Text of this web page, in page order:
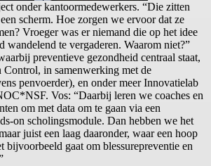
onder kantoormedewerkers. “Die zitten
scherm. Hoe zorgen we ervoor dat ze
Vroeger was er niemand die op het idee
wandelend te vergaderen. Waarom niet?”
preventieve gezondheid centraal staat,
Control, in samenwerking met de
penvoerder), en onder meer Innovatielab
Vos: “Daarbij leren we coaches en
om met data om te gaan via een
on scholingsmodule. Dan hebben we het
juist een laag daaronder, waar een hoop
bijvoorbeeld gaat om blessurepreventie en